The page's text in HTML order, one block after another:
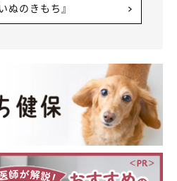
」への対策をご紹介しました。スト
いですが、少しでも愛犬の苦手意
が工夫してあげたいですね。
ぬのきもち』